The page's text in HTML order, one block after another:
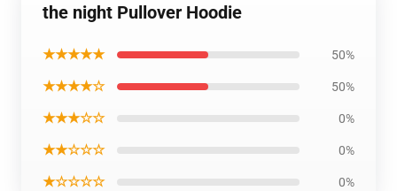
the night Pullover Hoodie
★★★★★ 50%
★★★★☆ 50%
★★★☆☆ 0%
★★☆☆☆ 0%
★☆☆☆☆ 0%